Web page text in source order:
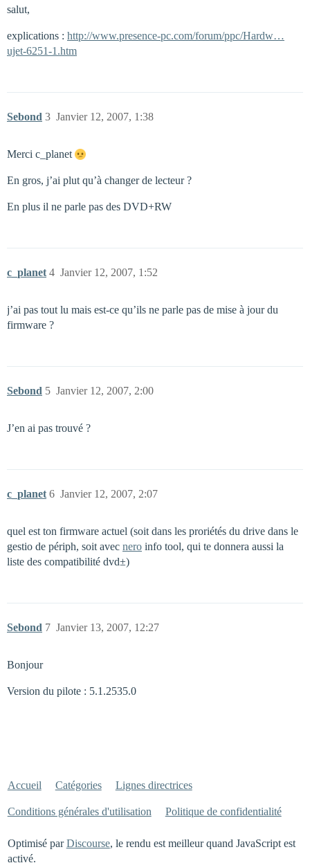
salut,
explications : http://www.presence-pc.com/forum/ppc/Hardw…
ujet-6251-1.htm
Sebond Janvier 12, 2007, 1:38
3
Merci c_planet
En gros, j’ai plut qu’à changer de lecteur ?
En plus il ne parle pas des DVD+RW
c_planet Janvier 12, 2007, 1:52
4
j’ai pas tout lu mais est-ce qu’ils ne parle pas de mise à jour du
firmware ?
Sebond Janvier 12, 2007, 2:00
5
J’en ai pas trouvé ?
c_planet Janvier 12, 2007, 2:07
6
quel est ton firmware actuel (soit dans les proriétés du drive dans le
gestio de périph, soit avec nero info tool, qui te donnera aussi la
liste des compatibilité dvd±)
Sebond Janvier 13, 2007, 12:27
7
Bonjour
Version du pilote : 5.1.2535.0
Accueil Catégories Lignes directrices
Conditions générales d'utilisation Politique de confidentialité
Optimisé parDiscourse, le rendu est meilleur quand JavaScript est
activé.